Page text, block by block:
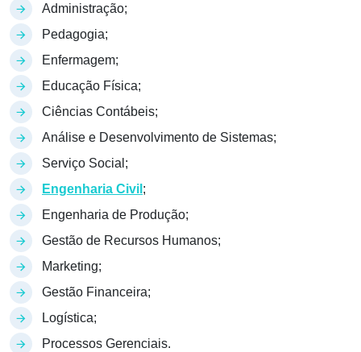
Administração;
Pedagogia;
Enfermagem;
Educação Física;
Ciências Contábeis;
Análise e Desenvolvimento de Sistemas;
Serviço Social;
Engenharia Civil ;
Engenharia de Produção;
Gestão de Recursos Humanos;
Marketing;
Gestão Financeira;
Logística;
Processos Gerenciais.